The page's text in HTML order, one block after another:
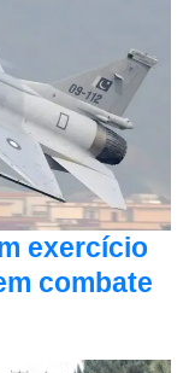
exercício
combate